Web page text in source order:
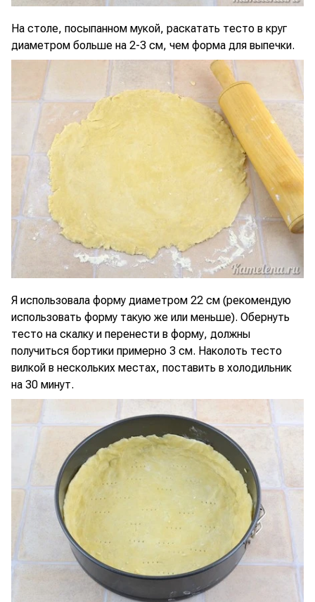
На столе, посыпанном мукой, раскатать тесто в круг
диаметром больше на 2-3 см, чем форма для выпечки.
Я использовала форму диаметром 22 см (рекомендую
использовать форму такую же или меньше). Обернуть
тесто на скалку и перенести в форму, должны
получиться бортики примерно 3 см. Наколоть тесто
вилкой в нескольких местах, поставить в холодильник
на 30 минут.